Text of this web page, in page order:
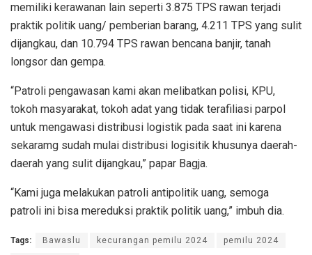
memiliki kerawanan lain seperti 3.875 TPS rawan terjadi
praktik politik uang/ pemberian barang, 4.211 TPS yang sulit
dijangkau, dan 10.794 TPS rawan bencana banjir, tanah
longsor dan gempa.
“Patroli pengawasan kami akan melibatkan polisi, KPU,
tokoh masyarakat, tokoh adat yang tidak terafiliasi parpol
untuk mengawasi distribusi logistik pada saat ini karena
sekaramg sudah mulai distribusi logisitik khusunya daerah-
daerah yang sulit dijangkau,” papar Bagja.
“Kami juga melakukan patroli antipolitik uang, semoga
patroli ini bisa mereduksi praktik politik uang,” imbuh dia.
Tags: Bawaslu kecurangan pemilu 2024 pemilu 2024